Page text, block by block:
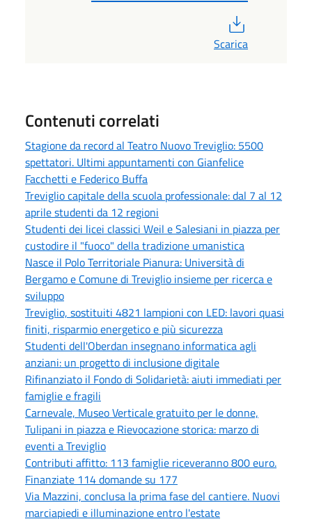
Scarica
Contenuti correlati
Stagione da record al Teatro Nuovo Treviglio: 5500
spettatori. Ultimi appuntamenti con Gianfelice
Facchetti e Federico Buffa
Treviglio capitale della scuola professionale: dal 7 al 12
aprile studenti da 12 regioni
Studenti dei licei classici Weil e Salesiani in piazza per
custodire il "fuoco" della tradizione umanistica
Nasce il Polo Territoriale Pianura: Università di
Bergamo e Comune di Treviglio insieme per ricerca e
sviluppo
Treviglio, sostituiti 4821 lampioni con LED: lavori quasi
finiti, risparmio energetico e più sicurezza
Studenti dell'Oberdan insegnano informatica agli
anziani: un progetto di inclusione digitale
Rifinanziato il Fondo di Solidarietà: aiuti immediati per
famiglie e fragili
Carnevale, Museo Verticale gratuito per le donne,
Tulipani in piazza e Rievocazione storica: marzo di
eventi a Treviglio
Contributi affitto: 113 famiglie riceveranno 800 euro.
Finanziate 114 domande su 177
Via Mazzini, conclusa la prima fase del cantiere. Nuovi
marciapiedi e illuminazione entro l'estate